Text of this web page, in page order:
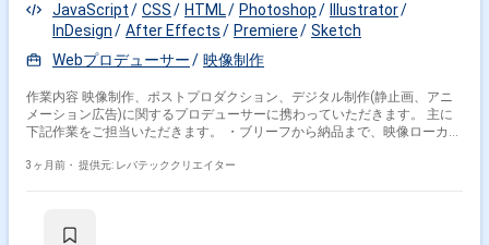
JavaScript
CSS HTML Photoshop
Illustrator
InDesign
After Effects Premiere
Sketch
Webプロデューサー
映像制作
作業内容 映像制作、ポストプロダクション、デジタル制作(静止画、アニ
メーション広告)に関するプロデューサーに携わっていただきます。 主に
下記作業をご担当いただきます。 ・ブリーフから納品まで、映像ローカラ
件立ち上げから精算までの予算管理 ・スケジュール作成および進行管理
トであることを担保 ・制作チームと連携し、複数案件におけるリソース管
3ヶ月前・ 提供元: レバテッククリエイター